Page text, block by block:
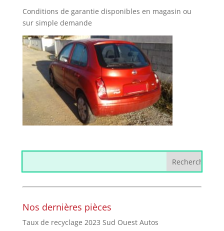
Conditions de garantie disponibles en magasin ou
sur simple demande
Nos dernières pièces
Taux de recyclage 2023 Sud Ouest Autos